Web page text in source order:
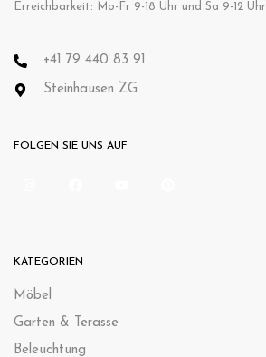
Erreichbarkeit: Mo-Fr 9-18 Uhr und Sa 9-12 Uhr
+41 79 440 83 91
Steinhausen ZG
FOLGEN SIE UNS AUF
KATEGORIEN
Möbel
Garten & Terasse
Beleuchtung